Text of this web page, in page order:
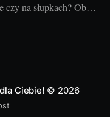
na słupkach? Oba
wartość
montażem i
Ciebie! © 2026